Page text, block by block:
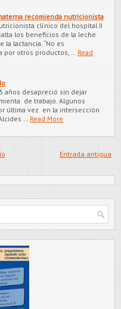
recomienda nutricionista
clínico del hospital II
los beneficios de la leche
la lactancia. “No es
otros productos, …
Read
años desapreció sin dejar
de trabajo. Algunos
última vez en la intersección
…
Read More
Entrada antigua